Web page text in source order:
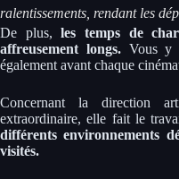
ralentissements, rendant les
De plus,les temps de
affreusement longs.Vous y
également avant chaque
Concernant la direction
extraordinaire, elle fait le
différents environnements
visités.